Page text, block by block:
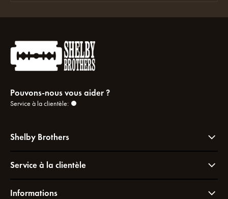
Pouvons-nous vous aider ?
Service à la clientèle:
Shelby Brothers
Service à la clientèle
Informations